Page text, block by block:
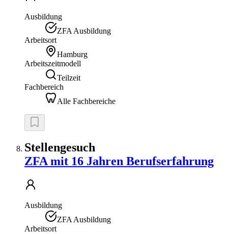
Ausbildung
ZFA Ausbildung
Arbeitsort
Hamburg
Arbeitszeitmodell
Teilzeit
Fachbereich
Alle Fachbereiche
Stellengesuch
ZFA mit 16 Jahren Berufserfahrung
Ausbildung
ZFA Ausbildung
Arbeitsort